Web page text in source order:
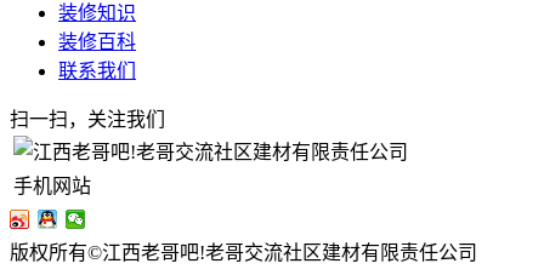
装修知识
装修百科
联系我们
扫一扫，关注我们
手机网站
版权所有©江西老哥吧!老哥交流社区建材有限责任公司